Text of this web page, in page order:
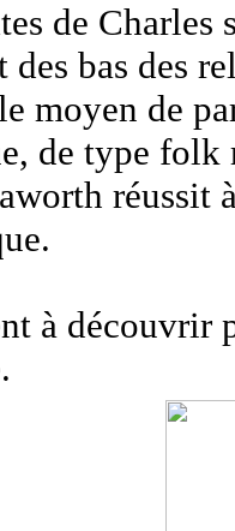
de Charles
des bas des
moyen de
de type folk
réussit
à découvrir